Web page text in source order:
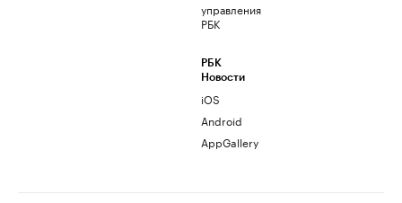
управления
РБК
РБК
Новости
iOS
Android
AppGallery